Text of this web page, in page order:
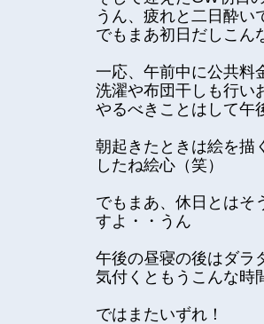
うん、疲れと二日酔い
でもまあ初日だしこん
一応、午前中に公共料
洗濯や布団干しも行い
やるべきことはして午
朝起きたときは絵を描
したね絵心（笑）
でもまあ、休日とはそ
すよ・・うん
午後の昼寝の後はダラ
気付くともうこんな時
ではまたいずれ！